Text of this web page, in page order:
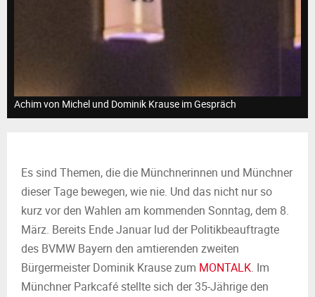
E
U
Achim von Michel und Dominik Krause im Gespräch
Es sind Themen, die die Münchnerinnen und Münchner
dieser Tage bewegen, wie nie. Und das nicht nur so
kurz vor den Wahlen am kommenden Sonntag, dem 8.
März. Bereits Ende Januar lud der Politikbeauftragte
des BVMW Bayern den amtierenden zweiten
Bürgermeister Dominik Krause zum MONTALK. Im
Münchner Parkcafé stellte sich der 35-Jährige den